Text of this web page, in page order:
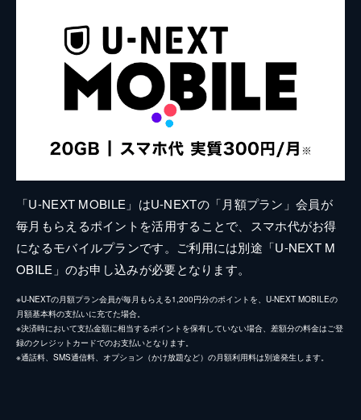
「U-NEXT MOBILE」はU-NEXTの「月額プラン」会員が
毎月もらえるポイントを活用することで、スマホ代がお得
になるモバイルプランです。ご利用には別途「U-NEXT M
OBILE」のお申し込みが必要となります。
※U-NEXTの月額プラン会員が毎月もらえる1,200円分のポイントを、U-NEXT MOBILEの
月額基本料の支払いに充てた場合。
※決済時において支払金額に相当するポイントを保有していない場合、差額分の料金はご登
録のクレジットカードでのお支払いとなります。
※通話料、SMS通信料、オプション（かけ放題など）の月額利用料は別途発生します。